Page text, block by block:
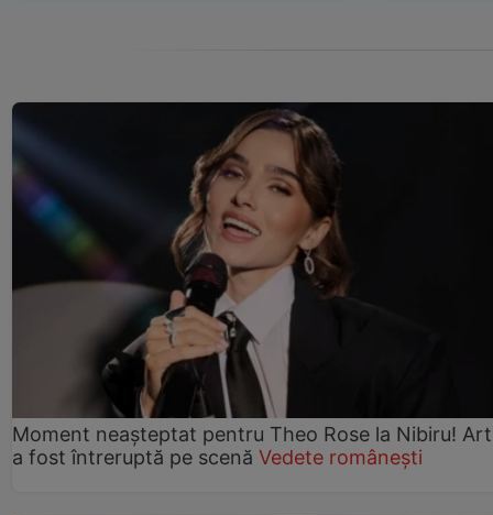
Moment neașteptat pentru Theo Rose la Nibiru!
a fost întreruptă pe scenă Vedete românești